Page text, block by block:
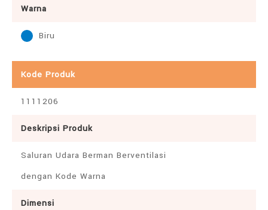
Warna
Biru
Kode Produk
1111206
Deskripsi Produk
Saluran Udara Berman Berventilasi
dengan Kode Warna
Dimensi